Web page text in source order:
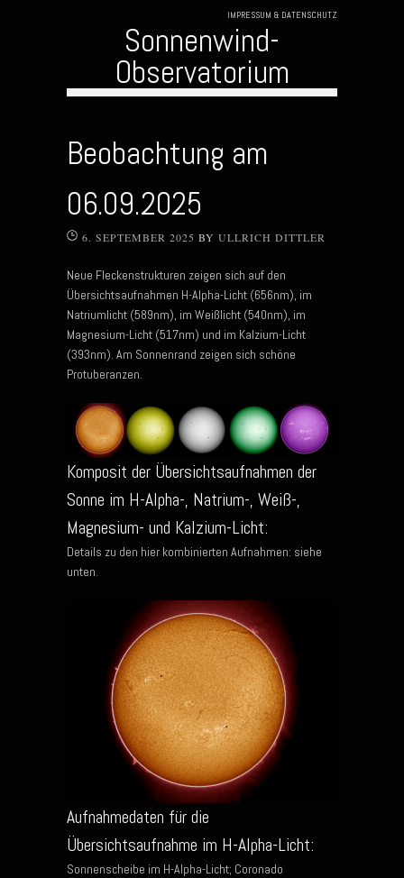
IMPRESSUM & DATENSCHUTZ
Sonnenwind-
Observatorium
Beobachtung am
06.09.2025
6. SEPTEMBER 2025 BY ULLRICH DITTLER
Neue Fleckenstrukturen zeigen sich auf den
Übersichtsaufnahmen H-Alpha-Licht (656nm), im
Natriumlicht (589nm), im Weißlicht (540nm), im
Magnesium-Licht (517nm) und im Kalzium-Licht
(393nm). Am Sonnenrand zeigen sich schöne
Protuberanzen.
Komposit der Übersichtsaufnahmen der
Sonne im H-Alpha-, Natrium-, Weiß-,
Magnesium- und Kalzium-Licht:
Details zu den hier kombinierten Aufnahmen: siehe
unten.
Aufnahmedaten für die
Übersichtsaufnahme im H-Alpha-Licht:
Sonnenscheibe im H-Alpha-Licht; Coronado